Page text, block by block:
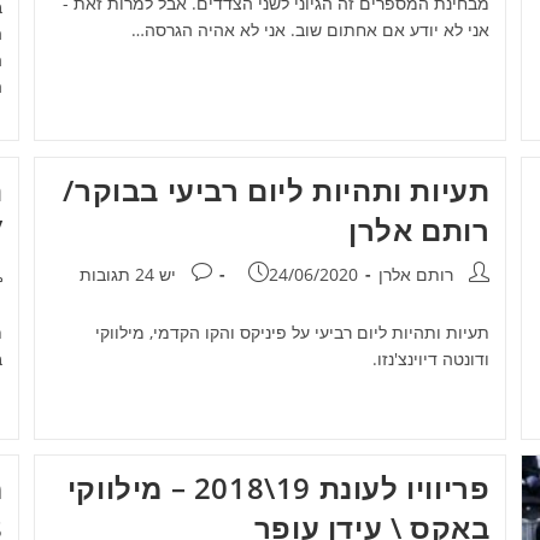
אני לא יודע אם אחתום שוב. אני לא אהיה הגרסה…
תעיות ותהיות ליום רביעי בבוקר/
רותם אלרן
מחבר:רותם אלרן פורסם:
24/06/2020 תגובות:
יש 24 תגובות
תעיות ותהיות ליום רביעי על פיניקס והקו הקדמי, מילווקי
ודונטה דיוינצ'נזו.
פריוויו לעונת 19\2018 – מילווקי
באקס \ עידן עופר